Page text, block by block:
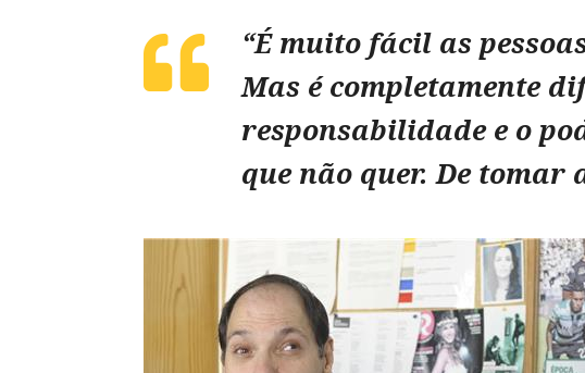
“É muito fácil as
Mas é completamente
responsabilidade e o
que não quer. De